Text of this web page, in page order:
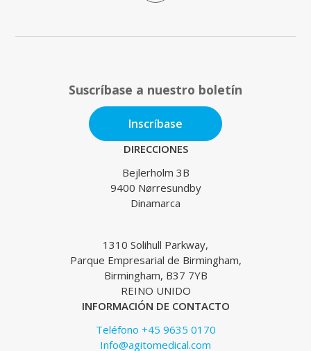
Suscríbase a nuestro boletín
Inscríbase
DIRECCIONES
Bejlerholm 3B
9400 Nørresundby
Dinamarca
1310 Solihull Parkway,
Parque Empresarial de Birmingham,
Birmingham, B37 7YB
REINO UNIDO
INFORMACIÓN DE CONTACTO
Teléfono +45 9635 0170
Info@agitomedical.com